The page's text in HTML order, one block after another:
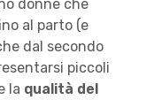
donne che
al parto (e
dal secondo
piccoli
la qualità del